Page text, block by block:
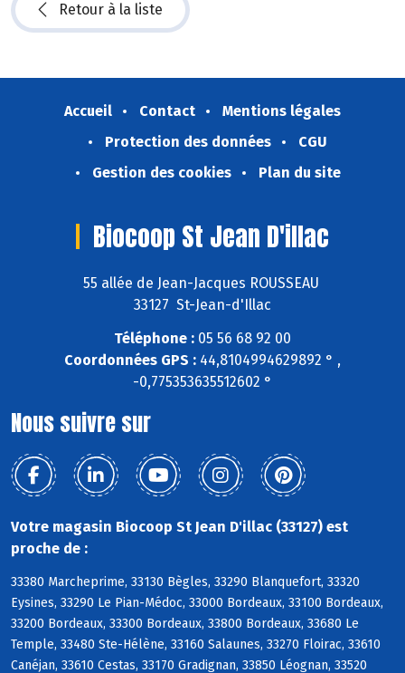
Retour à la liste
Accueil Contact
Mentions légales
Protection des données
CGU
Gestion des cookies
Plan du site
Biocoop St Jean D'illac
55 allée de Jean-Jacques ROUSSEAU
33127 St-Jean-d'Illac
Téléphone : 05 56 68 92 00
Coordonnées GPS : 44,8104994629892 ° ,
-0,775353635512602 °
Nous suivre sur
Votre magasin Biocoop St Jean D'illac (33127) est
proche de :
33380 Marcheprime, 33130 Bègles, 33290 Blanquefort, 33320
Eysines, 33290 Le Pian-Médoc, 33000 Bordeaux, 33100 Bordeaux,
33200 Bordeaux, 33300 Bordeaux, 33800 Bordeaux, 33680 Le
Temple, 33480 Ste-Hélène, 33160 Salaunes, 33270 Floirac, 33610
Canéjan, 33610 Cestas, 33170 Gradignan, 33850 Léognan, 33520